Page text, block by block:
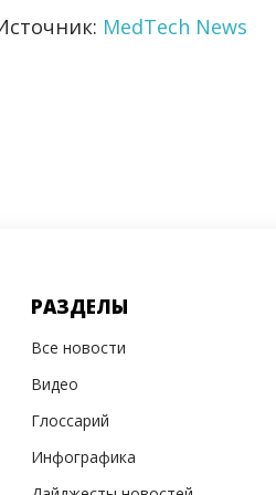
MedTech News
РАЗДЕЛЫ
Все новости
Видео
Глоссарий
Инфографика